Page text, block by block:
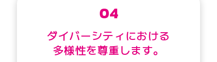
04
ダイバーシティにおける
多様性を尊重します。